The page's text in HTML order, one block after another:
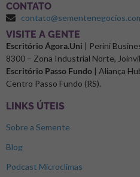
CONTATO
⁠VISITE A GENTE
Escritório Ágora.Uni | Perini
8300 – Zona Industrial Norte,
Escritório Passo Fundo | Aliança
Centro Passo Fundo (RS).
LINKS ÚTEIS
Sobre a Semente
Blog
Podcast Microclimas